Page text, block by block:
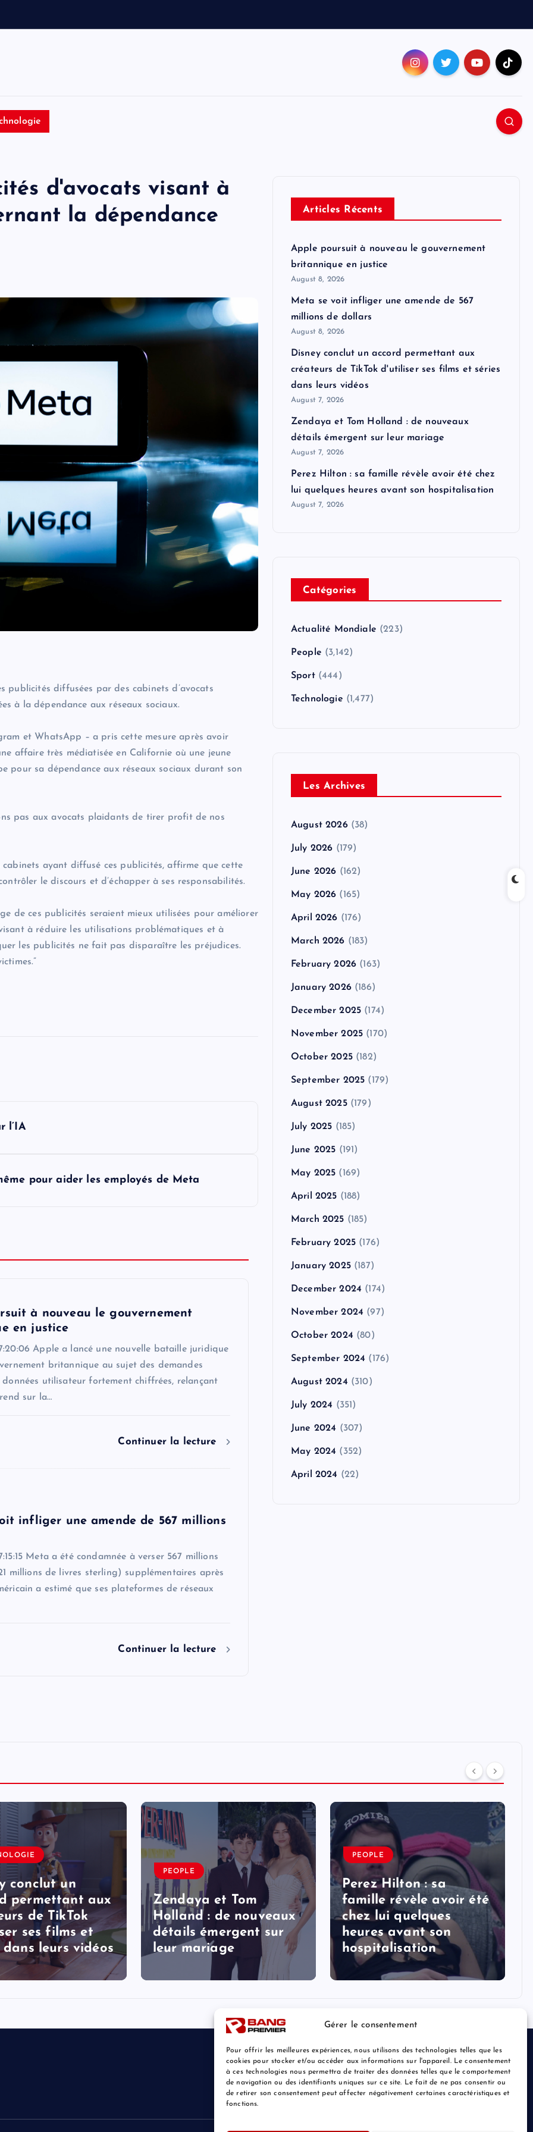
Gérer le consentement
Pour offrir les meilleures expériences, nous utilisons des technologies telles que les
cookies pour stocker et/ou accéder aux informations sur l'appareil. Le consentement
à ces technologies nous permettra de traiter des données telles que le comportement
de navigation ou des identifiants uniques sur ce site. Le fait de ne pas consentir ou
de retirer son consentement peut affecter négativement certaines caractéristiques et
fonctions.
d'avocats visant à
la dépendance
publicités diffusées par des cabinets d’avocats
à la dépendance aux réseaux sociaux.
et WhatsApp – a pris cette mesure après avoir
affaire très médiatisée en Californie où une jeune
pour sa dépendance aux réseaux sociaux durant son
pas aux avocats plaidants de tirer profit de nos
ayant diffusé ces publicités, affirme que cette
le discours et d’échapper à ses responsabilités.
de ces publicités seraient mieux utilisées pour améliorer
à réduire les utilisations problématiques et à
les publicités ne fait pas disparaître les préjudices.
l’IA
pour aider les employés de Meta
à nouveau le gouvernement
en justice
Apple a lancé une nouvelle bataille juridique
britannique au sujet des demandes
données utilisateur fortement chiffrées, relançant
sur la…
Continuer la lecture
infliger une amende de 567 millions
Meta a été condamnée à verser 567 millions
millions de livres sterling) supplémentaires après
a estimé que ses plateformes de réseaux
Continuer la lecture
Articles Récents
Apple poursuit à nouveau le gouvernement
britannique en justice
August 8, 2026
Meta se voit infliger une amende de 567
millions de dollars
August 8, 2026
Disney conclut un accord permettant aux
créateurs de TikTok d'utiliser ses films et séries
dans leurs vidéos
August 7, 2026
Zendaya et Tom Holland : de nouveaux
détails émergent sur leur mariage
August 7, 2026
Perez Hilton : sa famille révèle avoir été chez
lui quelques heures avant son hospitalisation
August 7, 2026
Catégories
Actualité Mondiale (223)
People (3,142)
Sport(444)
Technologie (1,477)
Les Archives
August 2026(38)
July 2026 (179)
June 2026 (162)
May 2026 (165)
April 2026 (176)
March 2026 (183)
February 2026 (163)
January 2026(186)
December 2025 (174)
November 2025 (170)
October 2025(182)
September 2025 (179)
August 2025(179)
July 2025 (185)
June 2025 (191)
May 2025 (169)
April 2025 (188)
March 2025 (185)
February 2025 (176)
January 2025(187)
December 2024 (174)
November 2024 (97)
October 2024 (80)
September 2024 (176)
August 2024 (310)
July 2024 (351)
June 2024 (307)
May 2024 (352)
April 2024 (22)
conclut un
permettant aux
de TikTok
ses films et
dans leurs vidéos
PEOPLE
Zendaya et Tom
Holland : de nouveaux
détails émergent sur
leur mariage
PEOPLE
Perez Hilton : sa
famille révèle avoir été
chez lui quelques
heures avant son
hospitalisation